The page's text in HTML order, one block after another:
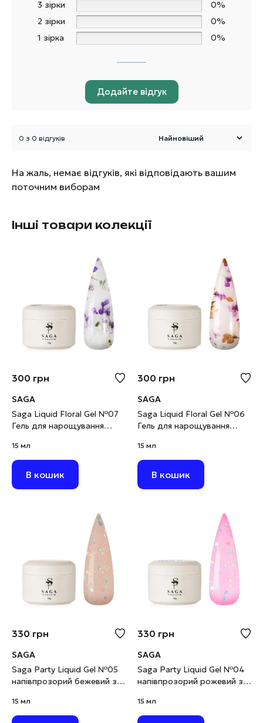
3 зірки
0%
2 зірки
0%
1 зірка
0%
Додайте відгук
0 з 0 відгуків
На жаль, немає відгуків, які відповідають вашим
поточним виборам
Інші товари колекції
300 грн
SAGA
Saga Liquid Floral Gel №07
Гель для нарощування
сухоцвітами, 15 мл
15 мл
В кошик
300 грн
SAGA
Saga Liquid Floral Gel №06
Гель для нарощування
фіолетовими сухоцвітами,
15 мл
15 мл
В кошик
330 грн
SAGA
Saga Party Liquid Gel №05
напівпрозорий бежевий з
15 мл
330 грн
SAGA
Saga Party Liquid Gel №04
напівпрозорий рожевий з
15 мл